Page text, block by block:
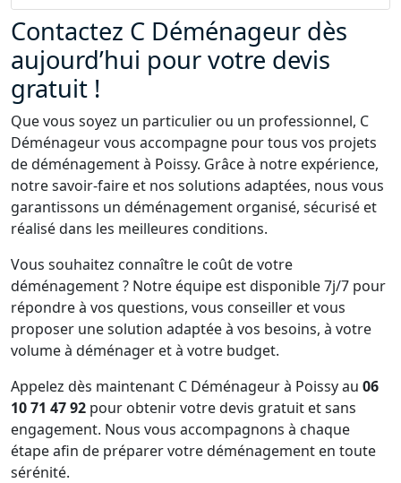
Contactez C Déménageur dès
aujourd’hui pour votre devis
gratuit !
Que vous soyez un particulier ou un professionnel, C
Déménageur vous accompagne pour tous vos projets
de déménagement à Poissy. Grâce à notre expérience,
notre savoir-faire et nos solutions adaptées, nous vous
garantissons un déménagement organisé, sécurisé et
réalisé dans les meilleures conditions.
Vous souhaitez connaître le coût de votre
déménagement ? Notre équipe est disponible 7j/7 pour
répondre à vos questions, vous conseiller et vous
proposer une solution adaptée à vos besoins, à votre
volume à déménager et à votre budget.
Appelez dès maintenant C Déménageur à Poissy au 06
10 71 47 92 pour obtenir votre devis gratuit et sans
engagement. Nous vous accompagnons à chaque
étape afin de préparer votre déménagement en toute
sérénité.